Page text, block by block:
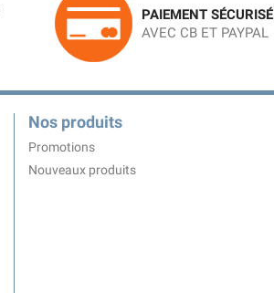
PAIEMENT SÉCURISÉ
AVEC CB ET PAYPAL
Nos produits
Promotions
Nouveaux produits